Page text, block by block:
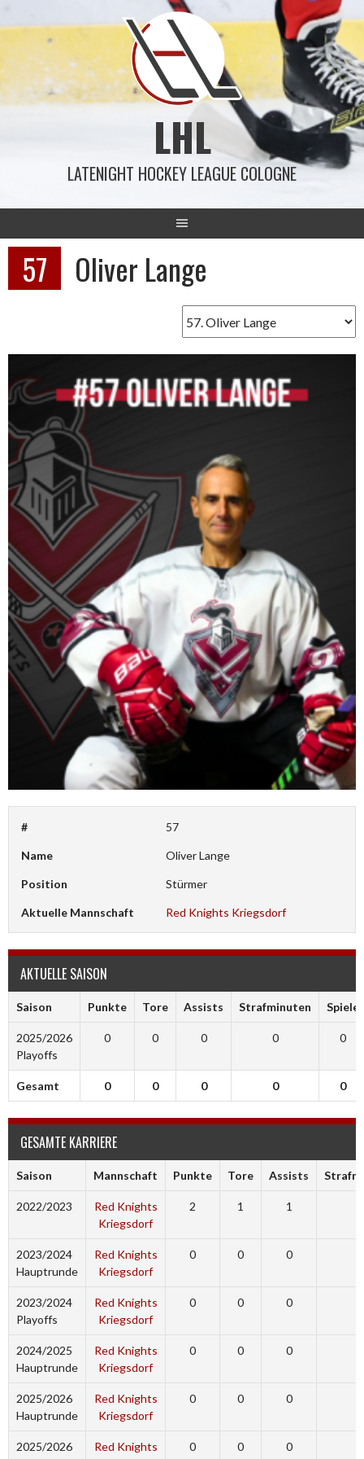
zum
LHL
LATENIGHT HOCKEY LEAGUE COLOGNE
57 Oliver Lange
# 57
Name Oliver Lange
Position Stürmer
Aktuelle Mannschaft Red Knights Kriegsdorf
AKTUELLE SAISON
Saison Punkte Tore Assists Strafminuten Spiele
2025/2026
Playoffs
0 0 0 0 0
Gesamt 0 0 0 0 0
GESAMTE KARRIERE
Saison Mannschaft Punkte Tore Assists
2022/2023
Red Knights
Kriegsdorf
2 1 1
2023/2024
Hauptrunde
Red Knights
Kriegsdorf
0 0 0
2023/2024
Playoffs
Red Knights
Kriegsdorf
0 0 0
2024/2025
Hauptrunde
Red Knights
Kriegsdorf
0 0 0
2025/2026
Hauptrunde
Red Knights
Kriegsdorf
0 0 0
2025/2026
Red Knights
0 0 0